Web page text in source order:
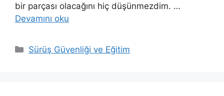
bir parçası olacağını hiç düşünmezdim. …
Devamını oku
K
Sürüş Güvenliği ve Eğitim